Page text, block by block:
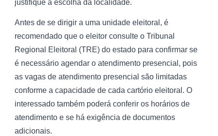
justifique a escolha da localidade.
Antes de se dirigir a uma unidade eleitoral, é
recomendado que o eleitor consulte o Tribunal
Regional Eleitoral (TRE) do estado para confirmar se
é necessário agendar o atendimento presencial, pois
as vagas de atendimento presencial são limitadas
conforme a capacidade de cada cartório eleitoral. O
interessado também poderá conferir os horários de
atendimento e se há exigência de documentos
adicionais.